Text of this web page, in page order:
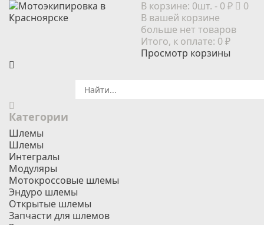
В корзине: 0шт. - 0 ₽
0
В вашей корзине
больше нет товаров
Итого, к оплате: 0 ₽
Просмотр корзины
Категории
Шлемы
Шлемы
Интегралы
Модуляры
Мотокроссовые шлемы
Эндуро шлемы
Открытые шлемы
Запчасти для шлемов